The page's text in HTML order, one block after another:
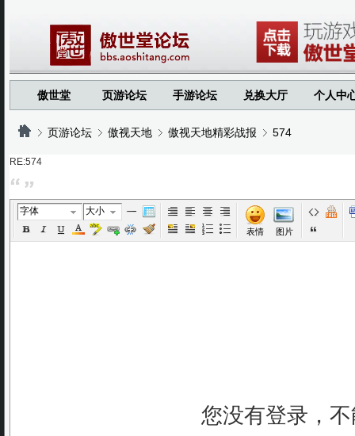
傲世堂 页游论坛 手游论坛 兑换大厅 个人中
›
页游论坛
›
傲视天地
›
傲视天地精彩战报
›
574
RE:574
字体 大小
表情 图片